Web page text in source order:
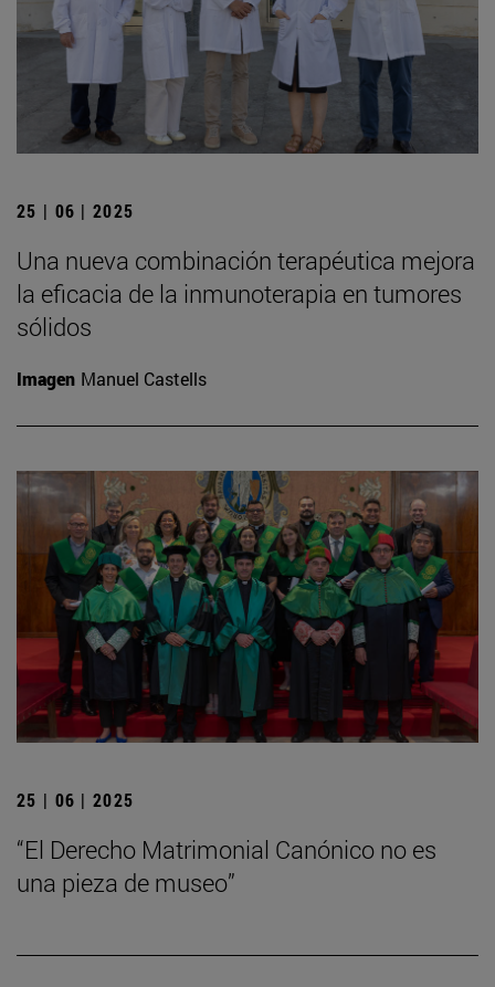
25 | 06 | 2025
Una nueva combinación terapéutica mejora
la eficacia de la inmunoterapia en tumores
sólidos
Imagen Manuel Castells
25 | 06 | 2025
“El Derecho Matrimonial Canónico no es
una pieza de museo”